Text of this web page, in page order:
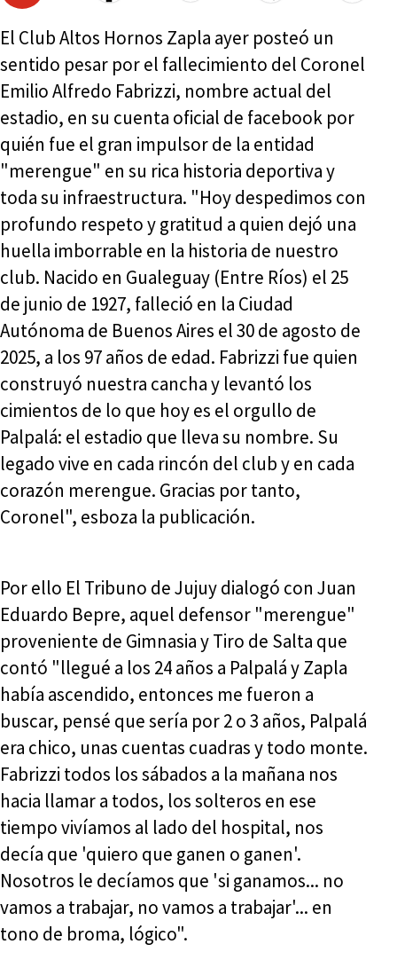
El Club Altos Hornos Zapla ayer posteó un
sentido pesar por el fallecimiento del Coronel
Emilio Alfredo Fabrizzi, nombre actual del
estadio, en su cuenta oficial de facebook por
quién fue el gran impulsor de la entidad
"merengue" en su rica historia deportiva y
toda su infraestructura. "Hoy despedimos con
profundo respeto y gratitud a quien dejó una
huella imborrable en la historia de nuestro
club. Nacido en Gualeguay (Entre Ríos) el 25
de junio de 1927, falleció en la Ciudad
Autónoma de Buenos Aires el 30 de agosto de
2025, a los 97 años de edad. Fabrizzi fue quien
construyó nuestra cancha y levantó los
cimientos de lo que hoy es el orgullo de
Palpalá: el estadio que lleva su nombre. Su
legado vive en cada rincón del club y en cada
corazón merengue. Gracias por tanto,
Coronel", esboza la publicación.
Por ello El Tribuno de Jujuy dialogó con Juan
Eduardo Bepre, aquel defensor "merengue"
proveniente de Gimnasia y Tiro de Salta que
contó "llegué a los 24 años a Palpalá y Zapla
había ascendido, entonces me fueron a
buscar, pensé que sería por 2 o 3 años, Palpalá
era chico, unas cuentas cuadras y todo monte.
Fabrizzi todos los sábados a la mañana nos
hacia llamar a todos, los solteros en ese
tiempo vivíamos al lado del hospital, nos
decía que 'quiero que ganen o ganen'.
Nosotros le decíamos que 'si ganamos... no
vamos a trabajar, no vamos a trabajar'... en
tono de broma, lógico".